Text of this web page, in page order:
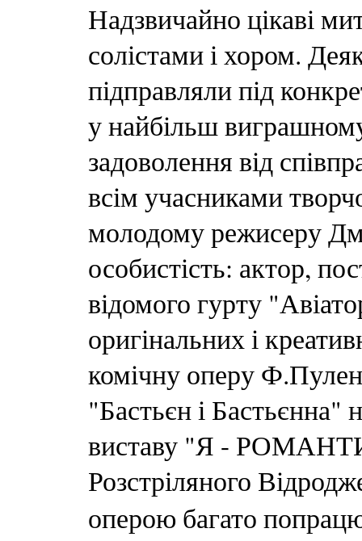
Надзвичайно цікаві
солістами і хором.
підправляли під
у найбільш
задоволення від
всім учасниками
молодому режисеру
особистість: актор,
відомого гурту
оригінальних і
комічну оперу
"Бастьєн і
виставу "Я -
Розстріляного
оперою багато